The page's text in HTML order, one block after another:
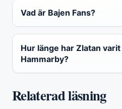
Vad är Bajen Fans?
Hur länge har Zlatan
Hammarby?
Relaterad läsning